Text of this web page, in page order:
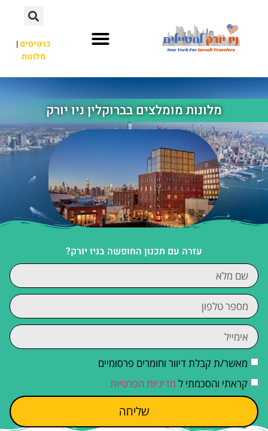
כרטיסים|
מלונות
מלונות מומלצים בברוקלין ניו יורק
עזרה עם תכנון החופשה בניו יורק?
מאשר/ת קבלת דיוור וחומרים פרסומיים
קראתי והסכמתי ל מדיניות הפרטיות
שליחה